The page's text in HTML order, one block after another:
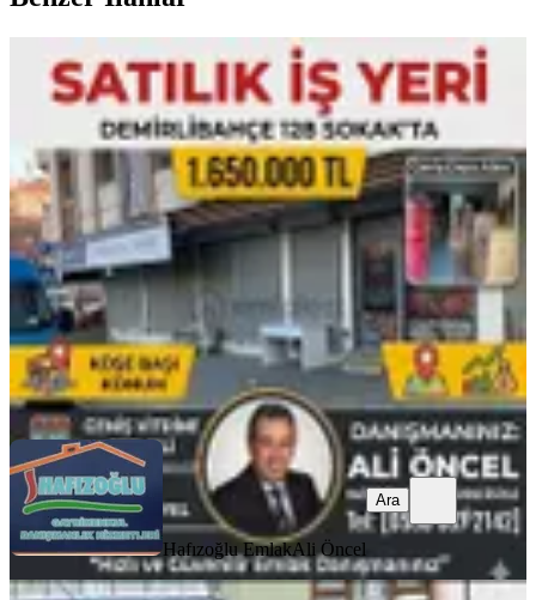
Hafızoğlu Emlak Tan Satılık İşyeri
128. Sokak’ta Yatırımlık, Geniş
Cepheli Köşe Dükkan!
Mamak, Demirlibahçe Mahallesi
1 Oda·30 m²·Düz Giriş (Zemin)·12.03.2026
1.650.000 ₺ 1.750.000 ₺
Hafızoğlu EmlakAli Öncel
Ara
Hafızoğlu EmlakAli Öncel
Ara